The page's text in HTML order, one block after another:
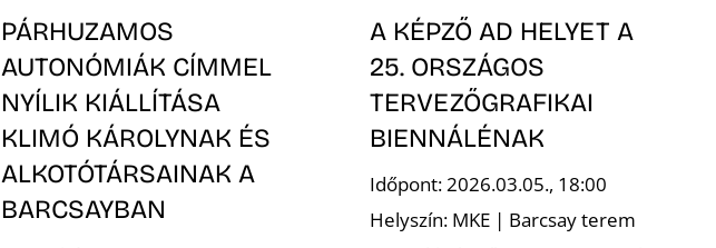
PÁRHUZAMOS
AUTONÓMIÁK CÍMMEL
NYÍLIK KIÁLLÍTÁSA
KLIMÓ KÁROLYNAK ÉS
ALKOTÓTÁRSAINAK A
BARCSAYBAN
A KÉPZŐ AD HELYET A
25. ORSZÁGOS
TERVEZŐGRAFIKAI
BIENNÁLÉNAK
Időpont: 2026.03.05., 18:00
Helyszín: MKE | Barcsay terem